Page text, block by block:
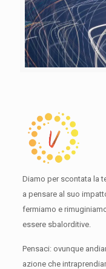
Diamo per scontata la
a pensare al suo
fermiamo e
essere sbalorditive.
Pensaci: ovunque
azione che